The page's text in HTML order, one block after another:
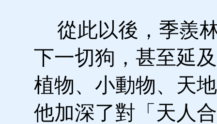
從此以後，季羨
下一切狗，甚至延
植物、小動物、天
他加深了對「天人